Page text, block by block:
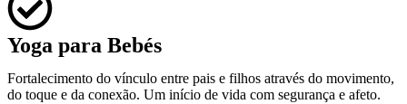
Yoga para Bebés
Fortalecimento do vínculo entre pais e filhos através do movimento,
do toque e da conexão. Um início de vida com segurança e afeto.